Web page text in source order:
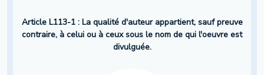
Article L113-1 : La qualité d'auteur appartient, sauf preuve
contraire, à celui ou à ceux sous le nom de qui l'oeuvre est
divulguée.